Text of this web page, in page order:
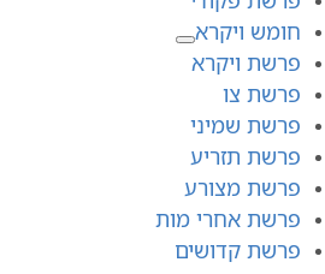
חומש ויקרא
פרשת ויקרא
פרשת צו
פרשת שמיני
פרשת תזריע
פרשת מצורע
פרשת אחרי מות
פרשת קדושים